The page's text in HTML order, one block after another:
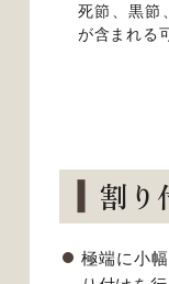
死節、黒節
が含まれる
割り
極端に小